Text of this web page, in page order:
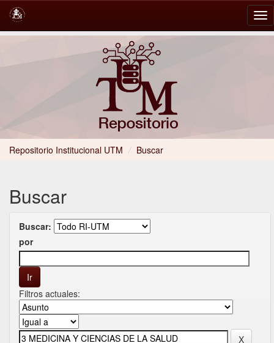
Repositorio Institucional UTM / Buscar
Buscar
Buscar:
por
Filtros actuales: